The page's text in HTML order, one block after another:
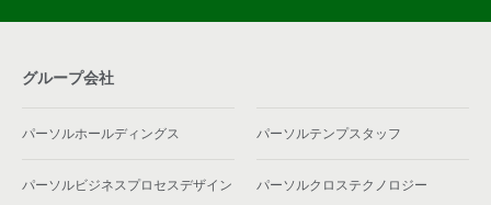
グループ会社
パーソルホールディングス パーソルテンプスタッフ
パーソルビジネスプロセスデザイン パーソルクロステクノロジー